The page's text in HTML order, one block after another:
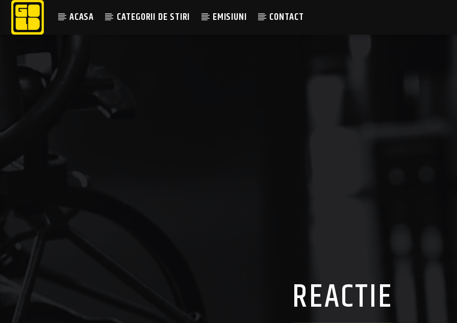
ACASA CATEGORII DE STIRI EMISIUNI CONTACT
REACTIE